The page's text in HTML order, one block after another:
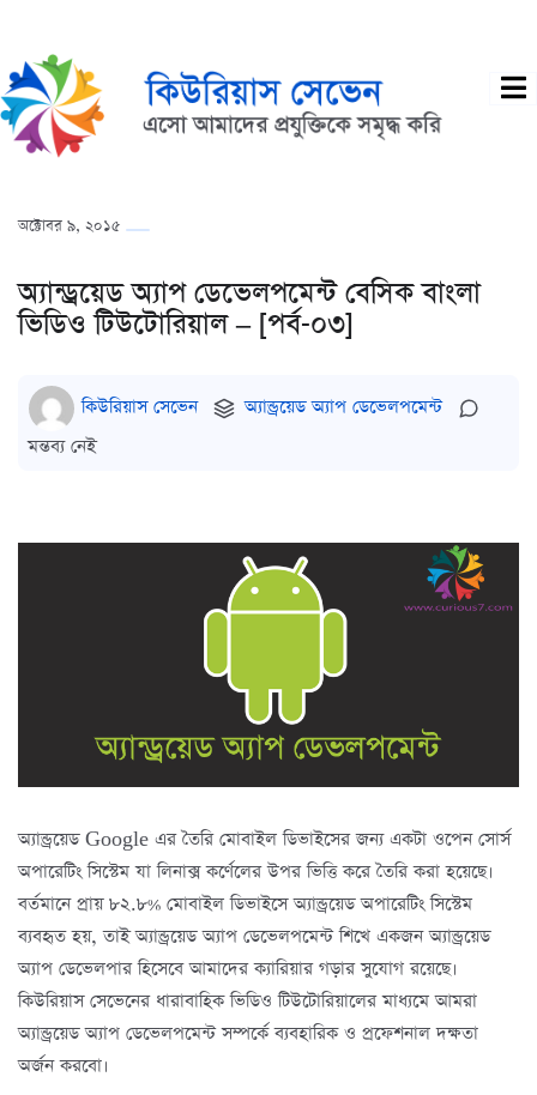
অক্টোবর ৯, ২০১৫
অ্যান্ড্রয়েড অ্যাপ ডেভেলপমেন্ট বেসিক বাংলা
ভিডিও টিউটোরিয়াল – [পর্ব-০৩]
কিউরিয়াস সেভেন
অ্যান্ড্রয়েড অ্যাপ ডেভেলপমেন্ট
মন্তব্য নেই
অ্যান্ড্রয়েড Google এর তৈরি মোবাইল ডিভাইসের জন্য একটা ওপেন সোর্স
অপারেটিং সিস্টেম যা লিনাক্স কর্ণেলের উপর ভিত্তি করে তৈরি করা হয়েছে।
বর্তমানে প্রায় ৮২.৮% মোবাইল ডিভাইসে অ্যান্ড্রয়েড অপারেটিং সিস্টেম
ব্যবহৃত হয়, তাই অ্যান্ড্রয়েড অ্যাপ ডেভেলপমেন্ট শিখে একজন অ্যান্ড্রয়েড
অ্যাপ ডেভেলপার হিসেবে আমাদের ক্যারিয়ার গড়ার সুযোগ রয়েছে।
কিউরিয়াস সেভেনের ধারাবাহিক ভিডিও টিউটোরিয়ালের মাধ্যমে আমরা
অ্যান্ড্রয়েড অ্যাপ ডেভেলপমেন্ট সম্পর্কে ব্যবহারিক ও প্রফেশনাল দক্ষতা
অর্জন করবো।